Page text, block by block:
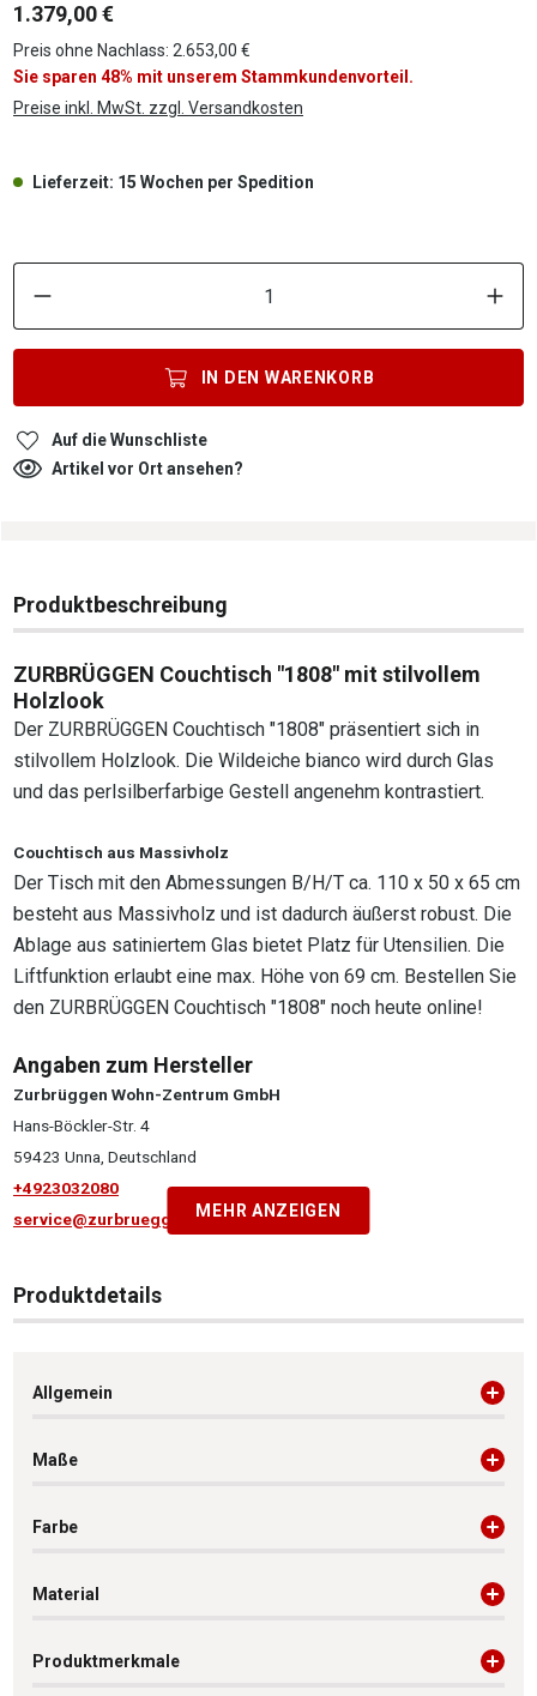
1.379,00 €
Preis ohne Nachlass: 2.653,00 €
Sie sparen 48% mit unserem Stammkundenvorteil.
Preise inkl. MwSt. zzgl. Versandkosten
Lieferzeit: 15 Wochen per Spedition
IN DEN WARENKORB
Auf die Wunschliste
Artikel vor Ort ansehen?
Produktbeschreibung
ZURBRÜGGEN Couchtisch "1808" mit stilvollem
Holzlook
Der ZURBRÜGGEN Couchtisch "1808" präsentiert sich in
stilvollem Holzlook. Die Wildeiche bianco wird durch Glas
und das perlsilberfarbige Gestell angenehm kontrastiert.
Couchtisch aus Massivholz
Der Tisch mit den Abmessungen B/H/T ca. 110 x 50 x 65 cm
besteht aus Massivholz und ist dadurch äußerst robust. Die
Ablage aus satiniertem Glas bietet Platz für Utensilien. Die
Liftfunktion erlaubt eine max. Höhe von 69 cm. Bestellen Sie
den ZURBRÜGGEN Couchtisch "1808" noch heute online!
Angaben zum Hersteller
Zurbrüggen Wohn-Zentrum GmbH
Hans-Böckler-Str. 4
59423 Unna, Deutschland
+4923032080
service@zurbrueggen.deMEHR ANZEIGEN
Produktdetails
Allgemein
Maße
Farbe
Material
Produktmerkmale